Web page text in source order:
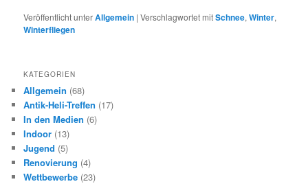
Veröffentlicht unterAllgemein |Verschlagwortet mitSchnee,Winter,
Winterfliegen
KATEGORIEN
Allgemein (68)
Antik-Heli-Treffen (17)
In den Medien (6)
Indoor (13)
Jugend (5)
Renovierung (4)
Wettbewerbe (23)